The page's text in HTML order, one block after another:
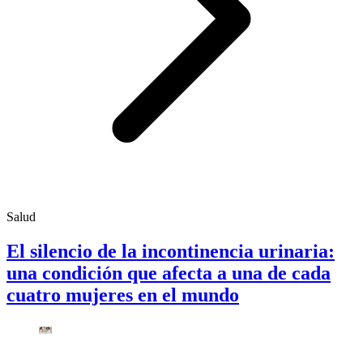
Salud
El silencio de la incontinencia urinaria:
una condición que afecta a una de cada
cuatro mujeres en el mundo